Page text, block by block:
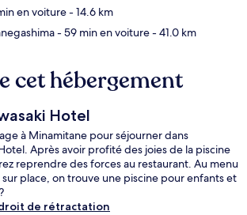
en voiture- 14.6 km
- 59 min en voiture- 41.0 km
cet hébergement
Hotel
à Minamitane pour séjourner dans
Après avoir profité des joies de la piscine
reprendre des forces au restaurant. Au menu
place, on trouve une piscine pour enfants et
de rétractation